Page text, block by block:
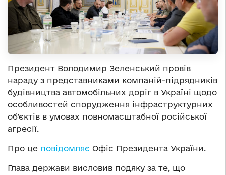
Президент Володимир Зеленський провів
нараду з представниками компаній-підрядників
будівництва автомобільних доріг в Україні щодо
особливостей спорудження інфраструктурних
об’єктів в умовах повномасштабної російської
агресії.
Про це повідомляє Офіс Президента України.
Глава держави висловив подяку за те, що